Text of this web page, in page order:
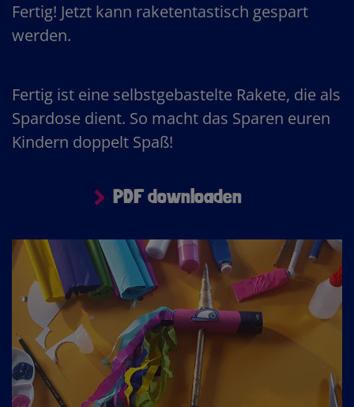
Fertig! Jetzt kann raketentastisch gespart
werden.
Fertig ist eine selbstgebastelte Rakete, die als
Spardose dient. So macht das Sparen euren
Kindern doppelt Spaß!
PDF downloaden